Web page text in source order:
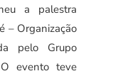
a palestra
– Organização
pelo Grupo
O evento teve